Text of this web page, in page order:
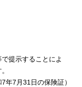
提示することによ
年7月31日の保険証）